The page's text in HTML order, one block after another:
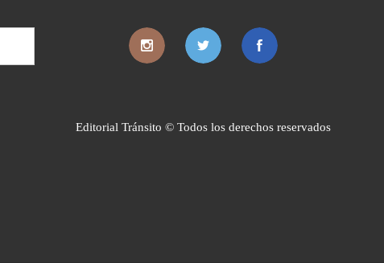
Editorial Tránsito © Todos los derechos reservados